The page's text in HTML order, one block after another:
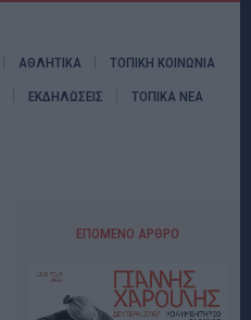
ΑΘΛΗΤΙΚΑ ΤΟΠΙΚΗ ΚΟΙΝΩΝΙΑ
ΕΚΔΗΛΩΣΕΙΣ ΤΟΠΙΚΑ ΝΕΑ
ΕΠΌΜΕΝΟ ΆΡΘΡΟ